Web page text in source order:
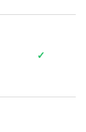
✓